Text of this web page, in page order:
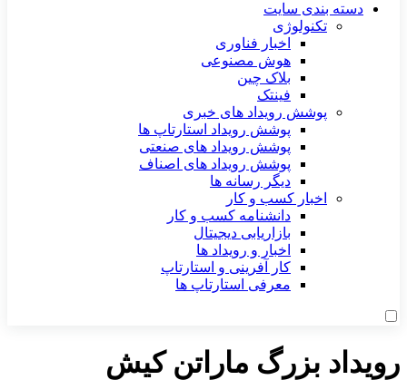
دسته بندی سایت
تکنولوژی
اخبار فناوری
هوش مصنوعی
بلاک چین
فینتک
پوشش رویداد های خبری
پوشش رویداد استارتاپ ها
پوشش رویداد های صنعتی
پوشش رویداد های اصناف
دیگر رسانه ها
اخبار کسب و کار
دانشنامه کسب و کار
بازاریابی دیجیتال
اخبار و رویداد ها
کار آفرینی و استارتاپ
معرفی استارتاپ ها
رویداد بزرگ ماراتن کیش